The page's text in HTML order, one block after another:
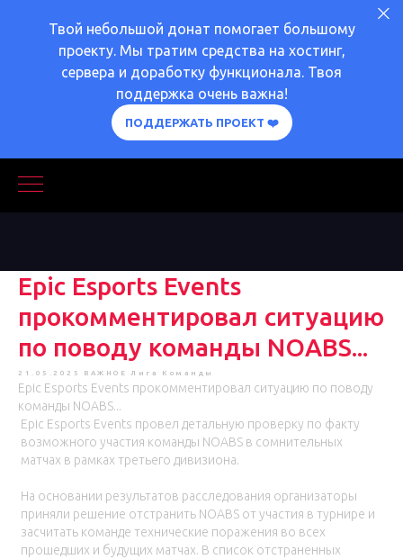
Твой небольшой донат помогает большому
проекту. Мы тратим средства на хостинг,
сервера и доработку функционала. Твоя
поддержка очень важна!
ПОДДЕРЖАТЬ ПРОЕКТ ❤️
Epic Esports Events
прокомментировал ситуацию
по поводу команды NOABS...
21.05.2025 ВАЖНОЕ Лига Команды
Epic Esports Events прокомментировал ситуацию по поводу
команды NOABS...
Epic Esports Events провел детальную проверку по факту
возможного участия команды NOABS в сомнительных
матчах в рамках третьего дивизиона.
На основании результатов расследования организаторы
приняли решение отстранить NOABS от участия в турнире и
засчитать команде технические поражения во всех
прошедших и будущих матчах. В список отстраненных